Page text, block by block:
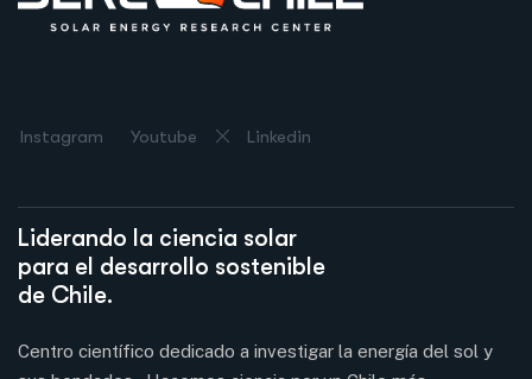
Instagram Youtube Linkedin
Liderando la ciencia solar
para el desarrollo sostenible
de Chile.
Centro científico dedicado a investigar la energía del sol y